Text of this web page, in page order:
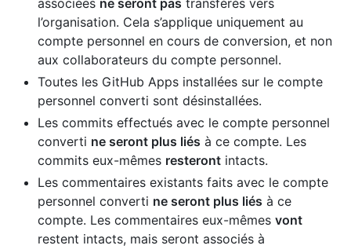
associées ne seront pas transférés vers
l’organisation. Cela s’applique uniquement au
compte personnel en cours de conversion, et non
aux collaborateurs du compte personnel.
Toutes les GitHub Apps installées sur le compte
personnel converti sont désinstallées.
Les commits effectués avec le compte personnel
converti ne seront plus liés à ce compte. Les
commits eux-mêmes resteront intacts.
Les commentaires existants faits avec le compte
personnel converti ne seront plus liés à ce
compte. Les commentaires eux-mêmes vont
restent intacts, mais seront associés à